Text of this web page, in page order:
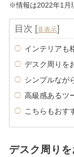
※情報は2022年1月
目次 [非表示]
インテリアも
デスク周りを
シンプルなが
高級感あるツ
こちらもおす
デスク周り